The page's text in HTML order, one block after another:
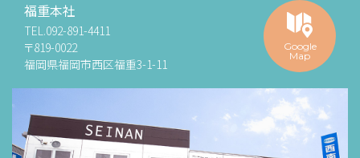
福重本社
TEL.092-891-4411
〒819-0022
福岡県福岡市西区福重3-1-11
Google
Map